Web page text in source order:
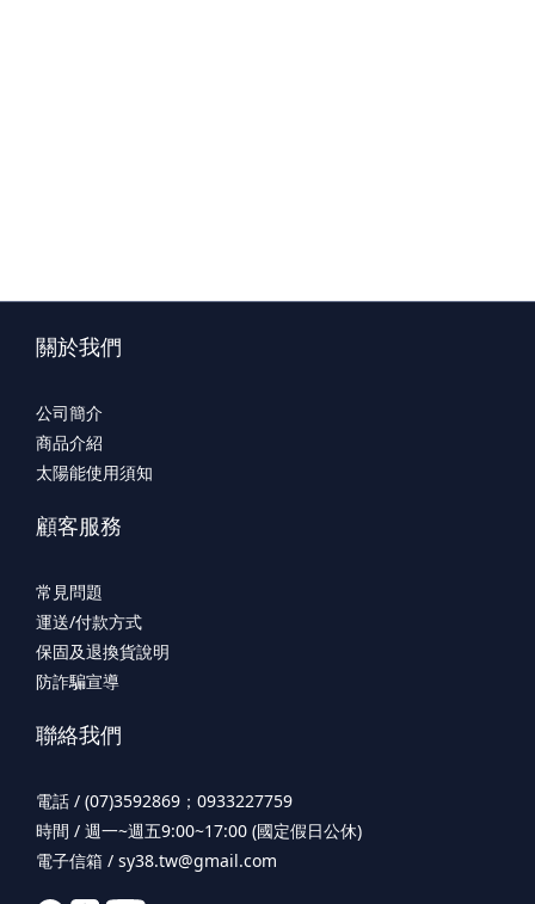
關於我們
公司簡介
商品介紹
太陽能使用須知
顧客服務
常見問題
運送/付款方式
保固及退換貨說明
防詐騙宣導
聯絡我們
電話 / (07)3592869；0933227759
時間 / 週一~週五9:00~17:00 (國定假日公休)
電子信箱 / sy38.tw@gmail.com